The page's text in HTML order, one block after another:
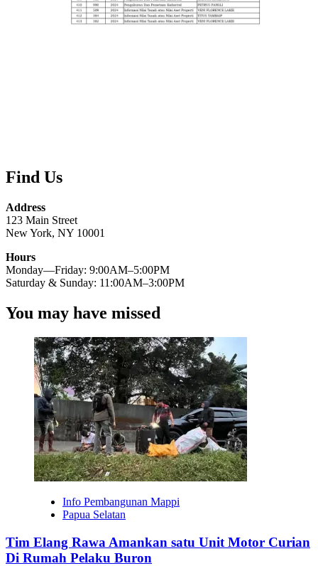
Find Us
Address
123 Main Street
New York, NY 10001
Hours
Monday—Friday: 9:00AM–5:00PM
Saturday & Sunday: 11:00AM–3:00PM
You may have missed
Info Pembangunan Mappi
Papua Selatan
Tim Elang Rawa Amankan satu Unit Motor Curian
Di Rumah Pelaku Buron